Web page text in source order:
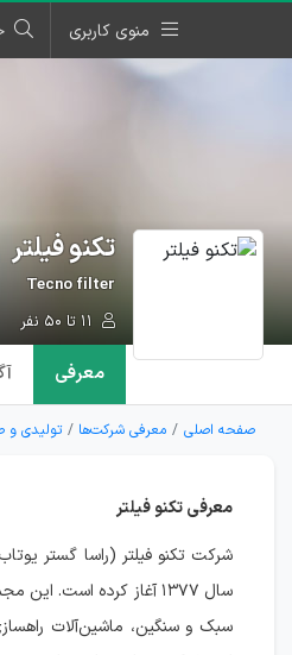
منوی کاربری
تکنو فیلتر
Tecno filter
معرفی
صفحه اصلی معرفی شرکت‌ها تولیدی و
معرفی تکنو فیلتر
شرکت تکنو فیلتر (راسا گستر
سال ۱۳۷۷ آغاز کرده
سبک و سنگین، ماشین‌آلات